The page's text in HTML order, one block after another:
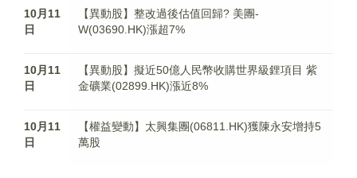
10月11
日
【異動股】整改過後估值回歸? 美團-
W(03690.HK)漲超7%
10月11
日
【異動股】擬近50億人民幣收購世界級鋰項目 紫
金礦業(02899.HK)漲近8%
10月11
日
【權益變動】太興集團(06811.HK)獲陳永安增持5
萬股